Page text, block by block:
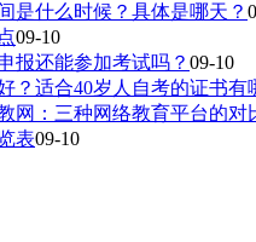
是什么时候？具体是哪天？
09-10
报还能参加考试吗？ 09-10
？适合40岁人自考的证书有
网：三种网络教育平台的对
表09-10